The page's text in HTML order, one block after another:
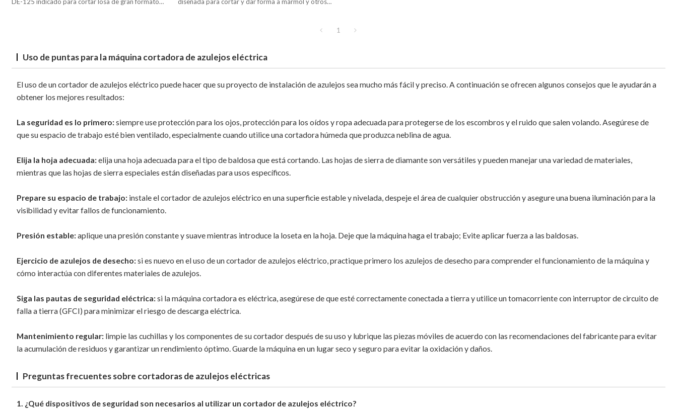
1
Uso de puntas para la máquina cortadora de azulejos eléctrica
El uso de un cortador de azulejos eléctrico puede hacer que su proyecto de instalación de azulejos sea mucho más fácil y preciso. A continuación se ofrecen algunos consejos que le ayudarán a
obtener los mejores resultados:
La seguridad es lo primero:siempre use protección para los ojos, protección para los oídos y ropa adecuada para protegerse de los escombros y el ruido que salen volando. Asegúrese de
que su espacio de trabajo esté bien ventilado, especialmente cuando utilice una cortadora húmeda que produzca neblina de agua.
Elija la hoja adecuada:elija una hoja adecuada para el tipo de baldosa que está cortando. Las hojas de sierra de diamante son versátiles y pueden manejar una variedad de materiales,
mientras que las hojas de sierra especiales están diseñadas para usos específicos.
Prepare su espacio de trabajo: instale el cortador de azulejos eléctrico en una superficie estable y nivelada, despeje el área de cualquier obstrucción y asegure una buena iluminación para la
visibilidad y evitar fallos de funcionamiento.
Presión estable:aplique una presión constante y suave mientras introduce la loseta en la hoja. Deje que la máquina haga el trabajo; Evite aplicar fuerza a las baldosas.
Ejercicio de azulejos de desecho:si es nuevo en el uso de un cortador de azulejos eléctrico, practique primero los azulejos de desecho para comprender el funcionamiento de la máquina y
cómo interactúa con diferentes materiales de azulejos.
Siga las pautas de seguridad eléctrica:si la máquina cortadora es eléctrica, asegúrese de que esté correctamente conectada a tierra y utilice un tomacorriente con interruptor de circuito de
falla a tierra (GFCI) para minimizar el riesgo de descarga eléctrica.
Mantenimiento regular: limpie las cuchillas y los componentes de su cortador después de su uso y lubrique las piezas móviles de acuerdo con las recomendaciones del fabricante para evitar
la acumulación de residuos y garantizar un rendimiento óptimo. Guarde la máquina en un lugar seco y seguro para evitar la oxidación y daños.
Preguntas frecuentes sobre cortadoras de azulejos eléctricas
1. ¿Qué dispositivos de seguridad son necesarios al utilizar un cortador de azulejos eléctrico?